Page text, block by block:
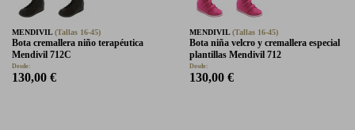
MENDIVIL(Tallas 16-45)
Bota cremallera niño terapéutica
Mendivil 712C
Desde:
130,00 €
MENDIVIL(Tallas 16-45)
Bota niña velcro y cremallera especial
plantillas Mendivil 712
Desde:
130,00 €